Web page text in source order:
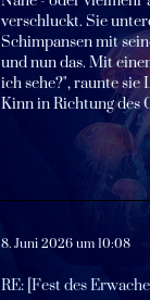
verschluckt. Sie
Schimpansen mit
und nun das. Mit
ich sehe?", raunte
Kinn in Richtung des
8. Juni 2026 um 10:08
RE: [Fest des